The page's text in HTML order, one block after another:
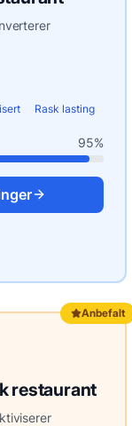
Rask lasting
95%
Anbefalt
restaurant